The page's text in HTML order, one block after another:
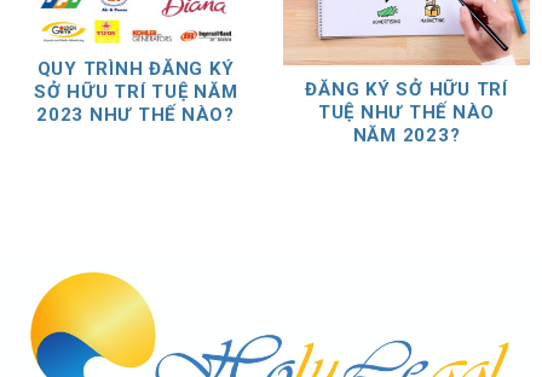
QUY TRÌNH ĐĂNG KÝ
SỞ HỮU TRÍ TUỆ NĂM
2023 NHƯ THẾ NÀO?
ĐĂNG KÝ SỞ HỮU TRÍ
TUỆ NHƯ THẾ NÀO
NĂM 2023?